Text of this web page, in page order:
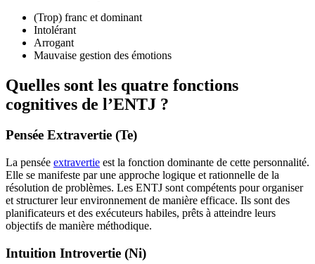
(Trop) franc et dominant
Intolérant
Arrogant
Mauvaise gestion des émotions
Quelles sont les quatre fonctions
cognitives de l’ENTJ ?
Pensée Extravertie (Te)
La pensée extravertie est la fonction dominante de cette personnalité.
Elle se manifeste par une approche logique et rationnelle de la
résolution de problèmes. Les ENTJ sont compétents pour organiser
et structurer leur environnement de manière efficace. Ils sont des
planificateurs et des exécuteurs habiles, prêts à atteindre leurs
objectifs de manière méthodique.
Intuition Introvertie (Ni)